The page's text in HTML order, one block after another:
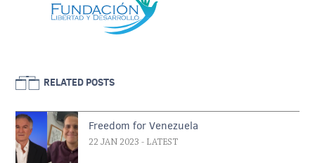
RELATED POSTS
Freedom for Venezuela
22 JAN 2023 - LATEST